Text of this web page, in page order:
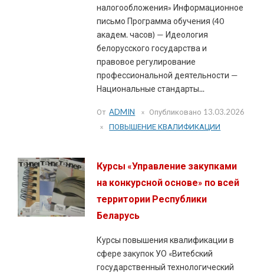
налогообложения» Информационное
письмо Программа обучения (40
академ. часов) — Идеология
белорусского государства и
правовое регулирование
профессиональной деятельности —
Национальные стандарты...
От ADMIN Опубликовано 13.03.2026
ПОВЫШЕНИЕ КВАЛИФИКАЦИИ
Курсы «Управление закупками
на конкурсной основе» по всей
территории Республики
Беларусь
Курсы повышения квалификации в
сфере закупок УО «Витебский
государственный технологический